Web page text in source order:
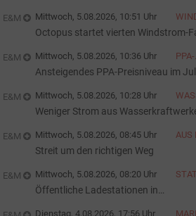
E&M Mittwoch, 5.08.2026, 10:51 Uhr
Octopus startet vierten Windstrom-
E&M Mittwoch, 5.08.2026, 10:36 Uhr
PPA-
Ansteigendes PPA-Preisniveau im
E&M Mittwoch, 5.08.2026, 10:28 Uhr
Weniger Strom aus
E&M Mittwoch, 5.08.2026, 08:45 Uhr
AUS
Streit um den richtigen Weg
E&M Mittwoch, 5.08.2026, 08:20 Uhr
Öffentliche Ladestationen in
Dienstag, 4.08.2026, 17:56 Uhr